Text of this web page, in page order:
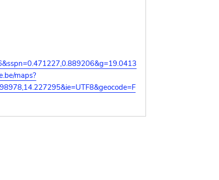
maps?